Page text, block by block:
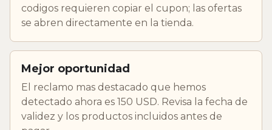
codigos requieren copiar el cupon; las ofertas
se abren directamente en la tienda.
Mejor oportunidad
El reclamo mas destacado que hemos
detectado ahora es 150 USD. Revisa la fecha de
validez y los productos incluidos antes de